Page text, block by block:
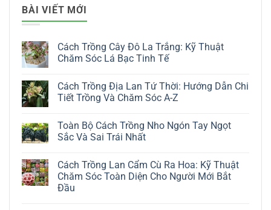
BÀI VIẾT MỚI
Cách Trồng Cây Đô La Trắng: Kỹ Thuật
Chăm Sóc Lá Bạc Tinh Tế
bình
luận
Cây
Đô
La
Thuật
Chăm
Sóc
Lá
Cách Trồng Địa Lan Tứ Thời: Hướng Dẫn Chi
Tiết Trồng Và Chăm Sóc A-Z
bình
luận
ở
Địa
Lan
Tứ
Thời:
Toàn Bộ Cách Trồng Nho Ngón Tay Ngọt
Sắc Và Sai Trái Nhất
bình
luận
ở
Toàn
Cách Trồng Lan Cẩm Cù Ra Hoa: Kỹ Thuật
Chăm Sóc Toàn Diện Cho Người Mới Bắt
Đầu